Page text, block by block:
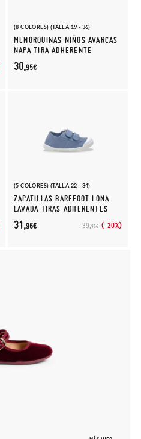
(8 COLORES) (TALLA 19 - 36)
MENORQUINAS NIÑOS AVARCAS
NAPA TIRA ADHERENTE
30,95€
(5 COLORES) (TALLA 22 - 34)
ZAPATILLAS BAREFOOT LONA
LAVADA TIRAS ADHERENTES
39,95€ (-20%)
31,96€